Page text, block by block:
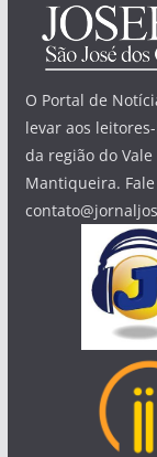
O Portal de
levar aos
da região do
Mantiqueira. Fale